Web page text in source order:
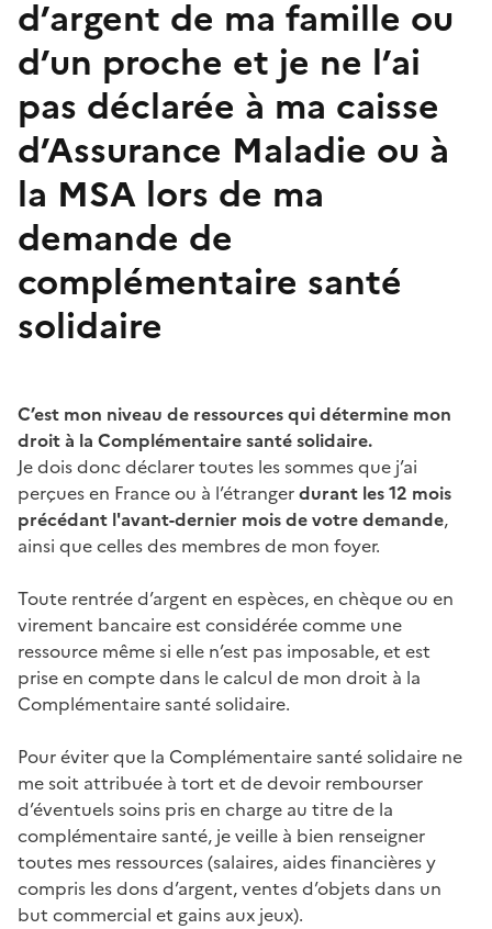
d’argent de ma famille ou
d’un proche et je ne l’ai
pas déclarée à ma caisse
d’Assurance Maladie ou à
la MSA lors de ma
demande de
complémentaire santé
solidaire
C’est mon niveau de ressources qui détermine mon
droit à la Complémentaire santé solidaire.
Je dois donc déclarer toutes les sommes que j’ai
perçues en France ou à l’étrangerdurant les 12 mois
précédant l'avant-dernier mois de votre demande,
ainsi que celles des membres de mon foyer.
Toute rentrée d’argent en espèces, en chèque ou en
virement bancaire est considérée comme une
ressource même si elle n’est pas imposable, et est
prise en compte dans le calcul de mon droit à la
Complémentaire santé solidaire.
Pour éviter que la Complémentaire santé solidaire ne
me soit attribuée à tort et de devoir rembourser
d’éventuels soins pris en charge au titre de la
complémentaire santé, je veille à bien renseigner
toutes mes ressources (salaires, aides financières y
compris les dons d’argent, ventes d’objets dans un
but commercial et gains aux jeux).